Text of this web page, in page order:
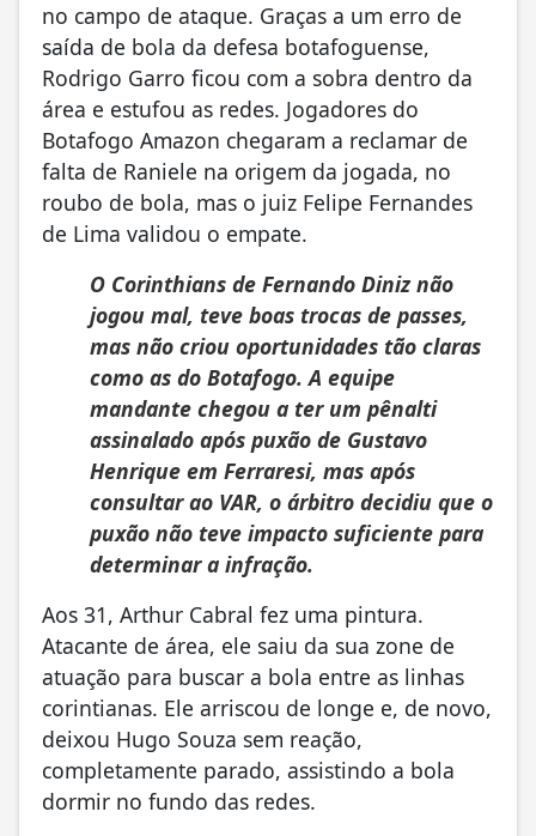
no campo de ataque. Graças a um erro de
saída de bola da defesa botafoguense,
Rodrigo Garro ficou com a sobra dentro da
área e estufou as redes. Jogadores do
Botafogo Amazon chegaram a reclamar de
falta de Raniele na origem da jogada, no
roubo de bola, mas o juiz Felipe Fernandes
de Lima validou o empate.
O Corinthians de Fernando Diniz não
jogou mal, teve boas trocas de passes,
mas não criou oportunidades tão claras
como as do Botafogo. A equipe
mandante chegou a ter um pênalti
assinalado após puxão de Gustavo
Henrique em Ferraresi, mas após
consultar ao VAR, o árbitro decidiu que o
puxão não teve impacto suficiente para
determinar a infração.
Aos 31, Arthur Cabral fez uma pintura.
Atacante de área, ele saiu da sua zone de
atuação para buscar a bola entre as linhas
corintianas. Ele arriscou de longe e, de novo,
deixou Hugo Souza sem reação,
completamente parado, assistindo a bola
dormir no fundo das redes.